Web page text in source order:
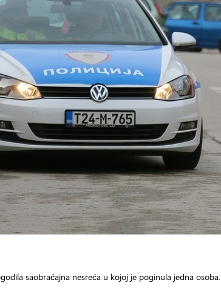
saobraćajna nesreća u kojoj je poginula jedna osoba.